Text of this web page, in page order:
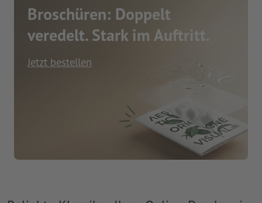
Broschüren: Doppelt
veredelt. Stark im Auftritt.
Jetzt bestellen